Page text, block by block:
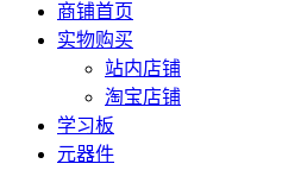
商铺首页
实物购买
站内店铺
淘宝店铺
学习板
元器件